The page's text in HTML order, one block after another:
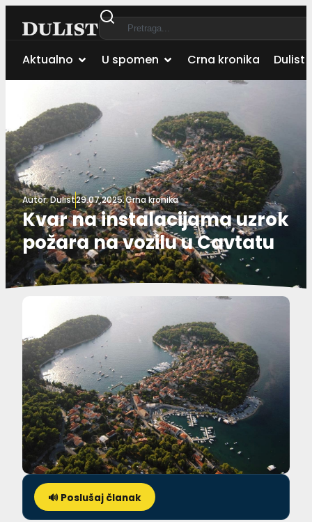
Aktualno U spomen Crna kronika Dulist
Autor:Dulist29.07.2025.Crna kronika
Kvar na instalacijama uzrok
požara na vozilu u Cavtatu
🔊 Poslušaj članak